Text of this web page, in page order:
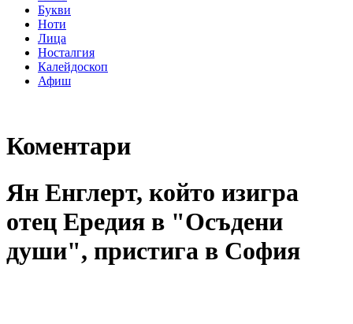
Букви
Ноти
Лица
Носталгия
Калейдоскоп
Афиш
Коментари
Ян Енглерт, който изигра
отец Ередия в "Осъдени
души", пристига в София